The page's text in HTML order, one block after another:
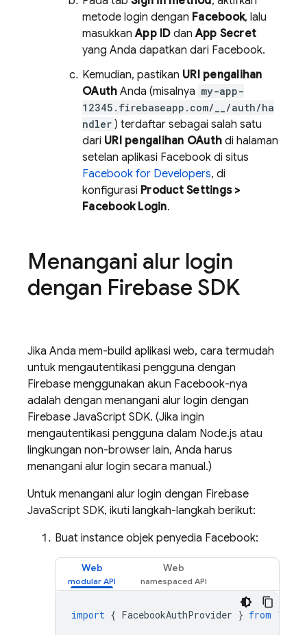
metode login dengan Facebook, lalu
masukkanApp IDdanApp Secret
yang Anda dapatkan dari Facebook.
Kemudian, pastikan URI pengalihan
OAuth Anda (misalnya my-app-
12345.firebaseapp.com/__/auth/ha
ndler ) terdaftar sebagai salah satu
dari URI pengalihan OAuth di halaman
setelan aplikasi Facebook di situs
Facebook for Developers, di
konfigurasi Product Settings >
Facebook Login.
Menangani alur login
dengan Firebase SDK
Jika Anda mem-build aplikasi web, cara termudah
untuk mengautentikasi pengguna dengan
Firebase menggunakan akun Facebook-nya
adalah dengan menangani alur login dengan
Firebase JavaScript SDK. (Jika ingin
mengautentikasi pengguna dalam Node.js atau
lingkungan non-browser lain, Anda harus
menangani alur login secara manual.)
Untuk menangani alur login dengan Firebase
JavaScript SDK, ikuti langkah-langkah berikut:
Buat instance objek penyedia Facebook:
Web Web
import { FacebookAuthProvider } from